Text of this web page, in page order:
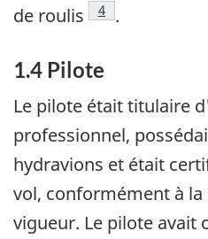
de roulis
Note de bas de
4 .
1.4 Pilote
Le pilote était titulaire
professionnel,
hydravions et était
vol, conformément à
vigueur. Le pilote avait